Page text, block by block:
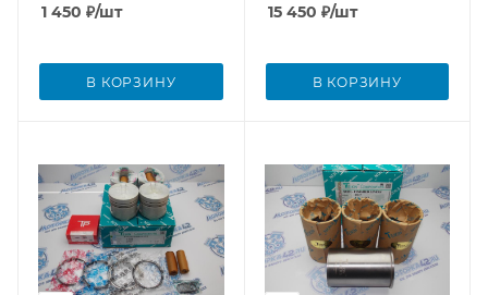
1 450 ₽/шт
В КОРЗИНУ
15 450 ₽/шт
В КОРЗИНУ